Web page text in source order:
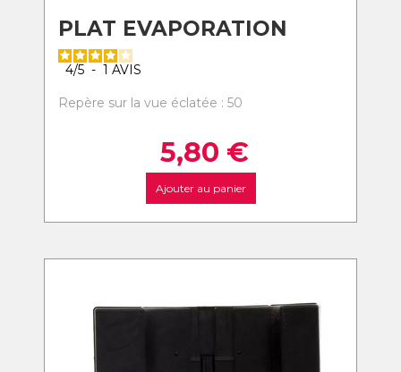
PLAT EVAPORATION
4/5 - 1 AVIS
Repère sur la vue éclatée : 50
5,80 €
Ajouter au panier